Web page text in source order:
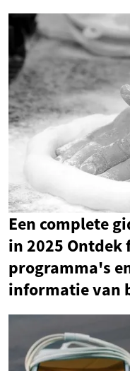
Een complete
in 2025
programma's
informatie van